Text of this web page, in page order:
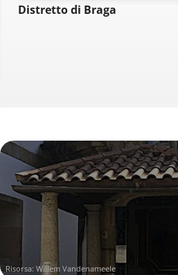
Distretto di Braga
Risorsa: Willem Vandenameele